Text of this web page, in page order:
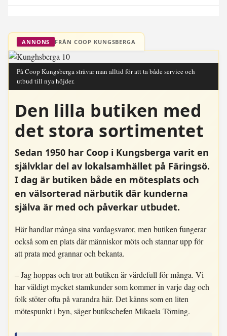
ANNONS FRÅN COOP KUNGSBERGA
På Coop Kungsberga strävar man alltid för att ta både service och
utbud till nya höjder.
Den lilla butiken med
det stora sortimentet
Sedan 1950 har Coop i Kungsberga varit en
självklar del av lokalsamhället på Färingsö.
I dag är butiken både en mötesplats och
en välsorterad närbutik där kunderna
själva är med och påverkar utbudet.
Här handlar många sina vardagsvaror, men butiken fungerar
också som en plats där människor möts och stannar upp för
att prata med grannar och bekanta.
– Jag hoppas och tror att butiken är värdefull för många. Vi
har väldigt mycket stamkunder som kommer in varje dag och
folk stöter ofta på varandra här. Det känns som en liten
mötespunkt i byn, säger butikschefen Mikaela Törning.